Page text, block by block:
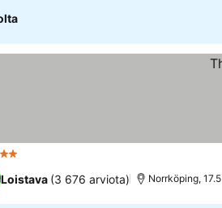
Loistava (3 676 arviota) Norrköping,